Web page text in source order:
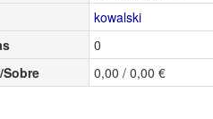
kowalski
0
0,00 / 0,00 €